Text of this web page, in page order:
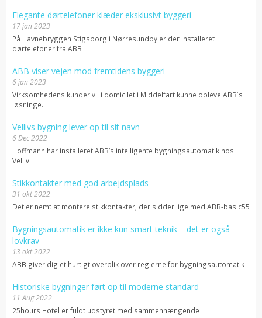
Elegante dørtelefoner klæder eksklusivt byggeri
17 jan 2023
På Havnebryggen Stigsborg i Nørresundby er der installeret
dørtelefoner fra ABB
ABB viser vejen mod fremtidens byggeri
6 jan 2023
Virksomhedens kunder vil i domicilet i Middelfart kunne opleve ABB´s
løsninge...
Vellivs bygning lever op til sit navn
6 Dec 2022
Hoffmann har installeret ABB’s intelligente bygningsautomatik hos
Velliv
Stikkontakter med god arbejdsplads
31 okt 2022
Det er nemt at montere stikkontakter, der sidder lige med ABB-basic55
Bygningsautomatik er ikke kun smart teknik – det er også
lovkrav
13 okt 2022
ABB giver dig et hurtigt overblik over reglerne for bygningsautomatik
Historiske bygninger ført op til moderne standard
11 Aug 2022
25hours Hotel er fuldt udstyret med sammenhængende